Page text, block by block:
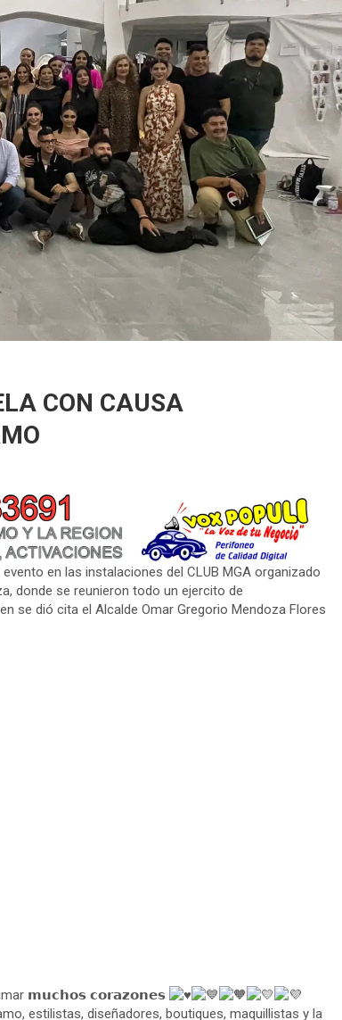
CON CAUSA
en las instalaciones del CLUB MGA organizado
donde se reunieron todo un ejercito de
se dió cita el Alcalde Omar Gregorio Mendoza Flores
𝗺𝘂𝗰𝗵𝗼𝘀 𝗰𝗼𝗿𝗮𝘇𝗼𝗻𝗲𝘀
estilistas, diseñadores, boutiques, maquillistas y la